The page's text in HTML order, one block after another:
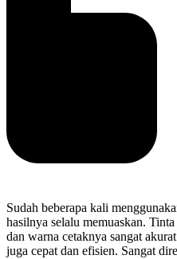
Sudah beberapa kali
hasilnya selalu memuaskan.
dan warna cetaknya sangat
juga cepat dan efisien. Sangat